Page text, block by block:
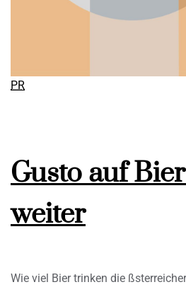
PR
Gusto auf
weiter
Wie viel Bier trinken die